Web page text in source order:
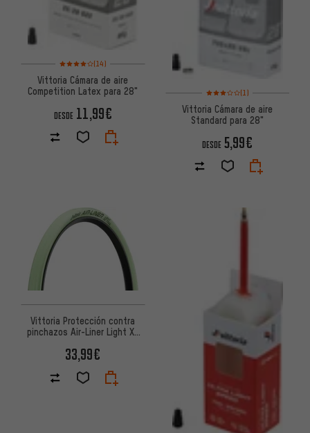
Valoración media: 4 de 5 basada en 14 reseñas
(14)
Vittoria Cámara de aire
Competition Latex para 28"
DESDE 11,99€
Valoración media: 3 de 5
(1)
Vittoria Cámara de aire
Standard para 28"
DESDE 5,99€
Vittoria Protección contra
pinchazos Air-Liner Light XC
33,99€